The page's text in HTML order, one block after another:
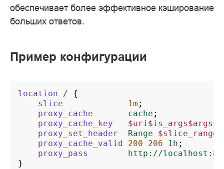
обеспечивает более эффективное кэширование
больших ответов.
Пример конфигурации
location /
{
slice
1m ;
proxy_cache
cache ;
proxy_cache_key
proxy_set_header
Range $slice_range
proxy_cache_valid
200 206 1h ;
proxy_pass
http://
}